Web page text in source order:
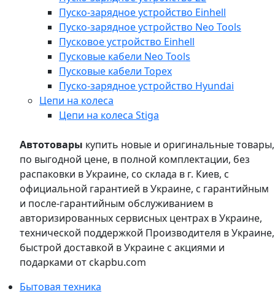
Пуско-зарядное устройство Einhell
Пуско-зарядное устройство Neo Tools
Пусковое устройство Einhell
Пусковые кабели Neo Tools
Пусковые кабели Topex
Пуско-зарядное устройство Hyundai
Цепи на колеса
Цепи на колеса Stiga
Автотовары купить новые и оригинальные товары,
по выгодной цене, в полной комплектации, без
распаковки в Украине, со склада в г. Киев, с
официальной гарантией в Украине, с гарантийным
и после-гарантийным обслуживанием в
авторизированных сервисных центрах в Украине,
технической поддержкой Производителя в Украине,
быстрой доставкой в Украине с акциями и
подарками от ckapbu.com
Бытовая техника